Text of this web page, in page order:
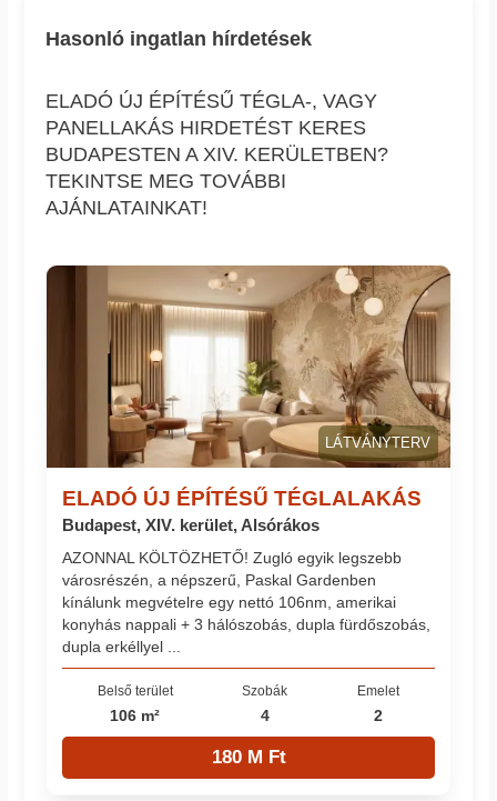
Hasonló ingatlan hírdetések
ELADÓ ÚJ ÉPÍTÉSŰ TÉGLA-, VAGY
PANELLAKÁS HIRDETÉST KERES
BUDAPESTEN A XIV. KERÜLETBEN?
TEKINTSE MEG TOVÁBBI
AJÁNLATAINKAT!
LÁTVÁNYTERV
ELADÓ ÚJ ÉPÍTÉSŰ TÉGLALAKÁS
Budapest, XIV. kerület, Alsórákos
AZONNAL KÖLTÖZHETŐ! Zugló egyik legszebb
városrészén, a népszerű, Paskal Gardenben
kínálunk megvételre egy nettó 106nm, amerikai
konyhás nappali + 3 hálószobás, dupla fürdőszobás,
dupla erkéllyel ...
Belső terület
106 m²
Szobák
4
Emelet
2
180 M Ft